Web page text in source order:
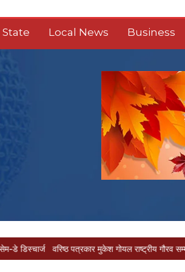
State Local News Business
वरिष्ठ पत्रकार मुकेश गोयल राष्ट्रीय गौरव सम्मान से सम्मानित